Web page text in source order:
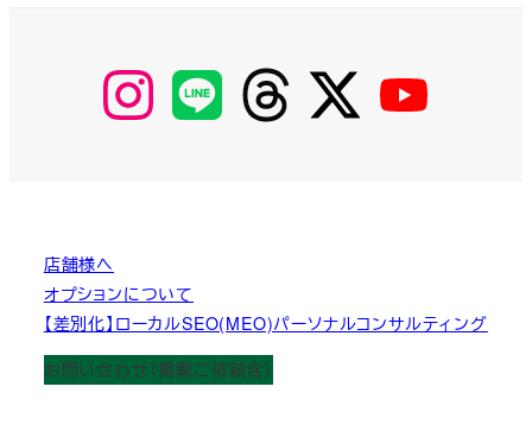
【Instagram】
MyKOBAKO
【LINE】 【threads】 【Twitter】
店舗様へ
オプションについて
【差別化】ローカルSEO(MEO)パーソナルコンサルティング
お問い合わせ（掲載ご依頼含）